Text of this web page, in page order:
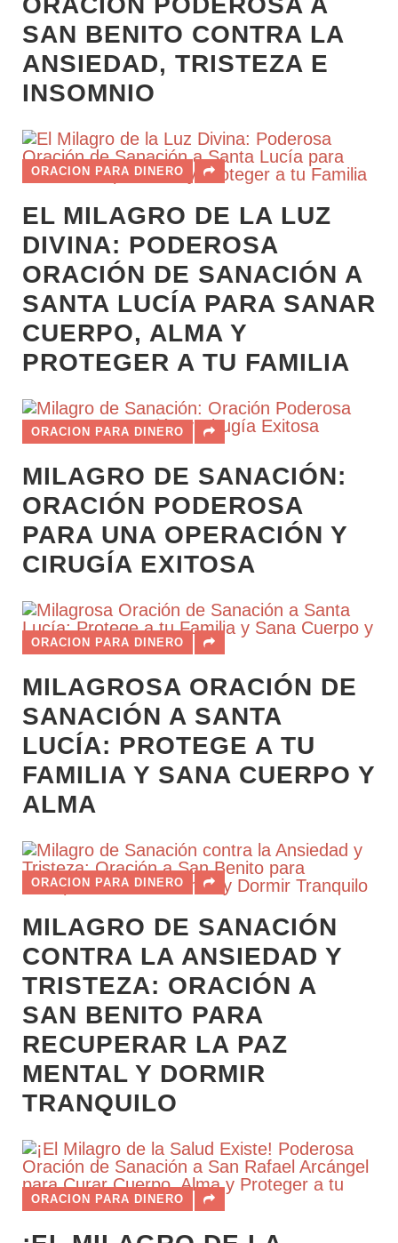
SAN BENITO CONTRA LA
ANSIEDAD, TRISTEZA E
INSOMNIO
ORACION PARA DINERO
EL MILAGRO DE LA LUZ
DIVINA: PODEROSA
ORACIÓN DE SANACIÓN A
SANTA LUCÍA PARA SANAR
CUERPO, ALMA Y
PROTEGER A TU FAMILIA
ORACION PARA DINERO
MILAGRO DE SANACIÓN:
ORACIÓN PODEROSA
PARA UNA OPERACIÓN Y
CIRUGÍA EXITOSA
ORACION PARA DINERO
MILAGROSA ORACIÓN DE
SANACIÓN A SANTA
LUCÍA: PROTEGE A TU
FAMILIA Y SANA CUERPO Y
ALMA
ORACION PARA DINERO
MILAGRO DE SANACIÓN
CONTRA LA ANSIEDAD Y
TRISTEZA: ORACIÓN A
SAN BENITO PARA
RECUPERAR LA PAZ
MENTAL Y DORMIR
TRANQUILO
ORACION PARA DINERO